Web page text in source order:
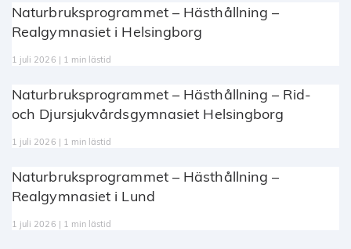
Naturbruksprogrammet – Hästhållning –
Realgymnasiet i Helsingborg
1 juli 2026 | 1 min lästid
Naturbruksprogrammet – Hästhållning – Rid-
och Djursjukvårdsgymnasiet Helsingborg
1 juli 2026 | 1 min lästid
Naturbruksprogrammet – Hästhållning –
Realgymnasiet i Lund
1 juli 2026 | 1 min lästid